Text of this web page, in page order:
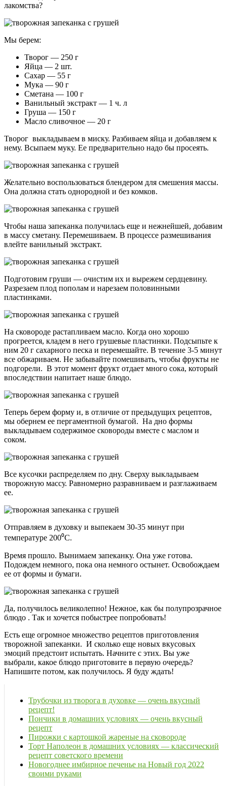
лакомства?
Мы берем:
Творог — 250 г
Яйца — 2 шт.
Сахар — 55 г
Мука — 90 г
Сметана — 100 г
Ванильный экстракт — 1 ч. л
Груша — 150 г
Масло сливочное — 20 г
Творог выкладываем в миску. Разбиваем яйца и добавляем к
нему. Всыпаем муку. Ее предварительно надо бы просеять.
Желательно воспользоваться блендером для смешения массы.
Она должна стать однородной и без комков.
Чтобы наша запеканка получилась еще и нежнейшей, добавим
в массу сметану. Перемешиваем. В процессе размешивания
влейте ванильный экстракт.
Подготовим груши — очистим их и вырежем сердцевину.
Разрезаем плод пополам и нарезаем половинными
пластинками.
На сковороде растапливаем масло. Когда оно хорошо
прогреется, кладем в него грушевые пластинки. Подсыпьте к
ним 20 г сахарного песка и перемешайте. В течение 3-5 минут
все обжариваем. Не забывайте помешивать, чтобы фрукты не
подгорели. В этот момент фрукт отдает много сока, который
впоследствии напитает наше блюдо.
Теперь берем форму и, в отличие от предыдущих рецептов,
мы обернем ее пергаментной бумагой. На дно формы
выкладываем содержимое сковороды вместе с маслом и
соком.
Все кусочки распределяем по дну. Сверху выкладываем
творожную массу. Равномерно разравниваем и разглаживаем
ее.
Отправляем в духовку и выпекаем 30-35 минут при
температуре 200⁰С.
Время прошло. Вынимаем запеканку. Она уже готова.
Подождем немного, пока она немного остынет. Освобождаем
ее от формы и бумаги.
Да, получилось великолепно! Нежное, как бы полупрозрачное
блюдо . Так и хочется побыстрее попробовать!
Есть еще огромное множество рецептов приготовления
творожной запеканки. И сколько еще новых вкусовых
эмоций предстоит испытать. Начните с этих. Вы уже
выбрали, какое блюдо приготовите в первую очередь?
Напишите потом, как получилось. Я буду ждать!
Трубочки из творога в духовке — очень вкусный
рецепт!
Пончики в домашних условиях — очень вкусный
рецепт
Пирожки с картошкой жареные на сковороде
Торт Наполеон в домашних условиях — классический
рецепт советского времени
Новогоднее имбирное печенье на Новый год 2022
своими руками